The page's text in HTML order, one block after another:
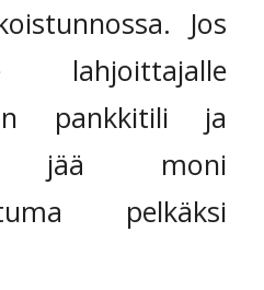
Jos
lahjoittajalle
pankkitili ja
jää moni
pelkäksi